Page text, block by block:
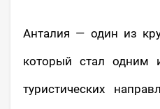
Анталия — один из
который стал одним
туристических